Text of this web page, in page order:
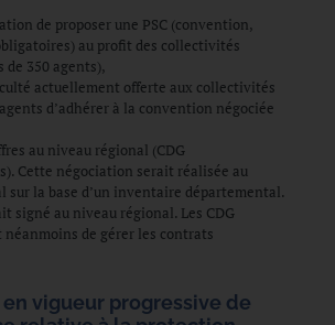
de proposer une PSC (convention,
au profit des collectivités
de 350 agents),
actuellement offerte aux collectivités
d’adhérer à la convention négociée
au niveau régional (CDG
Cette négociation serait réalisée au
sur la base d’un inventaire départemental.
signé au niveau régional. Les CDG
de gérer les contrats
vigueur progressive de